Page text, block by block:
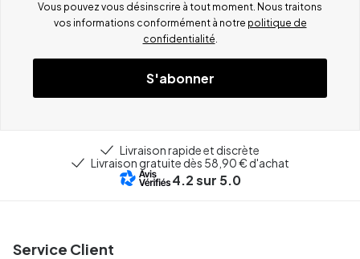
Vous pouvez vous désinscrire à tout moment. Nous traitons
vos informations conformément à notre politique de
confidentialité.
S'abonner
Livraison rapide et discrète
Livraison gratuite dès 58,90 € d'achat
4.2sur 5.0
Service Client